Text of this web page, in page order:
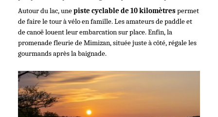
Autour du lac, une piste cyclable de 10 kilomètres permet
de faire le tour à vélo en famille. Les amateurs de paddle et
de canoë louent leur embarcation sur place. Enfin, la
promenade fleurie de Mimizan, située juste à côté, régale les
gourmands après la baignade.